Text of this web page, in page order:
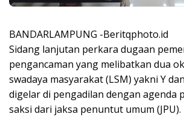
BANDARLAMPUNG -Beritqphoto.id
Sidang lanjutan perkara dugaan
pengancaman yang melibatkan dua
swadaya masyarakat (LSM) yakni Y
digelar di pengadilan dengan agenda
saksi dari jaksa penuntut umum (JPU).